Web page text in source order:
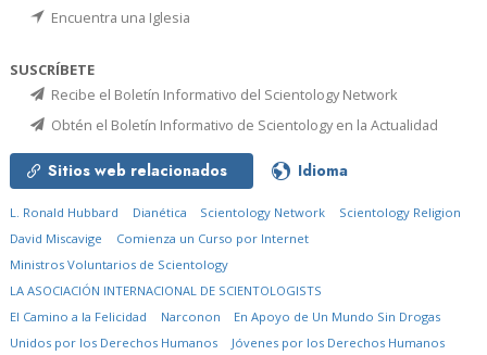
Encuentra una Iglesia
SUSCRÍBETE
Recibe el Boletín Informativo del Scientology Network
Obtén el Boletín Informativo de Scientology en la Actualidad
Sitios web relacionados Idioma
L. Ronald Hubbard Dianética Scientology Network
Scientology Religion
David Miscavige
Comienza un Curso por Internet
Ministros Voluntarios de Scientology
LA ASOCIACIÓN INTERNACIONAL DE SCIENTOLOGISTS
El Camino a la Felicidad
Narconon
En Apoyo de Un Mundo Sin Drogas
Unidos por los Derechos Humanos
Jóvenes por los Derechos Humanos